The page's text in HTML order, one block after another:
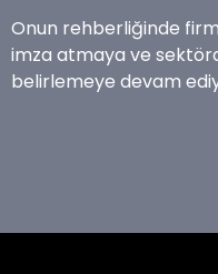
Onun rehberliğinde
imza atmaya ve
belirlemeye devam